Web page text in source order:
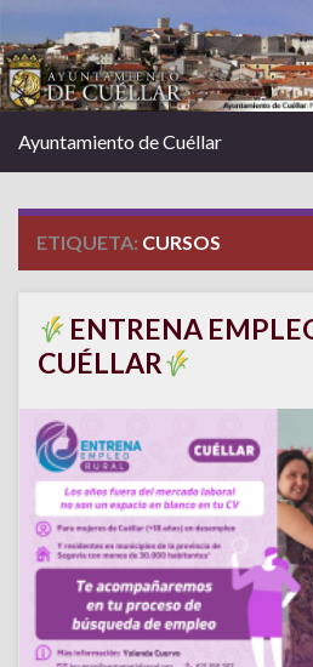
Ayuntamiento de Cuéllar
ETIQUETA: CURSOS
ENTRENA
CUÉLLAR